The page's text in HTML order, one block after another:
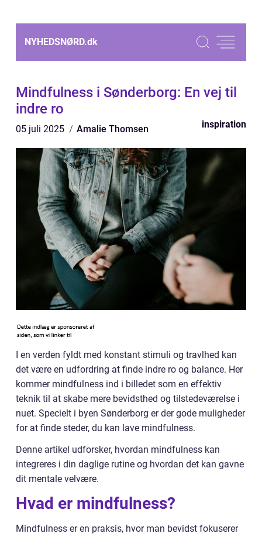
NYHEDSNØRD.dk
Mindfulness i Sønderborg: En vej til
indre ro
05 juli 2025 Amalie Thomsen inspiration
I en verden fyldt med konstant stimuli og travlhed kan
det være en udfordring at finde indre ro og balance. Her
kommer mindfulness ind i billedet som en effektiv
teknik til at skabe mere bevidsthed og tilstedeværelse i
nuet. Specielt i byen Sønderborg er der gode muligheder
for at finde steder, du kan lave mindfulness.
Denne artikel udforsker, hvordan mindfulness kan
integreres i din daglige rutine og hvordan det kan gavne
dit mentale velvære.
Hvad er mindfulness?
Mindfulness er en praksis, hvor man bevidst fokuserer